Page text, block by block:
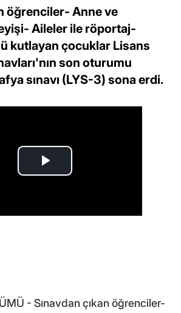
öğrenciler- Anne ve
Aileler ile röportaj-
kutlayan çocuklar Lisans
son oturumu
sınavı (LYS-3) sona erdi.
- Sınavdan çıkan öğrenciler-